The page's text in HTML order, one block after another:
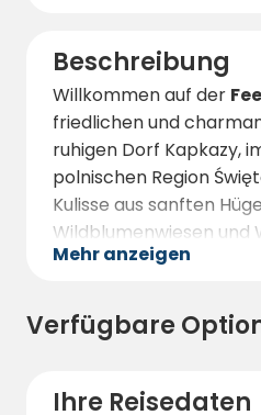
Beschreibung
Willkommen auf der
friedlichen und
ruhigen Dorf Kapkazy,
polnischen Region
Kulisse aus sanften
Wildblumenwiesen und
der Bauernhof eine
Naturliebhaber und
abschalten wollen.
familiengeführten
Mehr anzeigen
Verfügbare
Ihre Reisedaten